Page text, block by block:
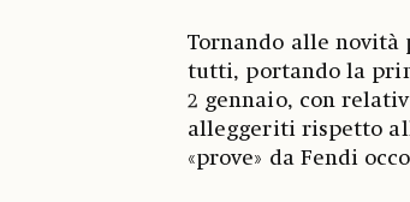
Tornando alle
tutti, portando la
2 gennaio, con
alleggeriti rispetto
«prove» da Fendi